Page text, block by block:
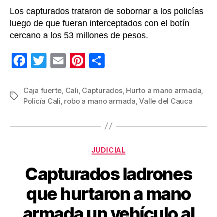
fuerte
Los capturados trataron de sobornar a los policías
luego de que fueran interceptados con el botín
cercano a los 53 millones de pesos.
F
c
e
b
k
T
tt
er
E
ail
Pi
er
e
st
m
p
ar
Etiquetas
Caja fuerte, Cali, Capturados, Hurto a mano armada,
Policía Cali, robo a mano armada,Valle del Cauca
Categorías
JUDICIAL
Capturados ladrones
que hurtaron a mano